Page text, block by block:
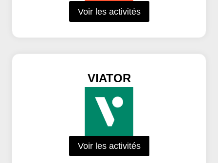
Voir les activités
VIATOR
Voir les activités